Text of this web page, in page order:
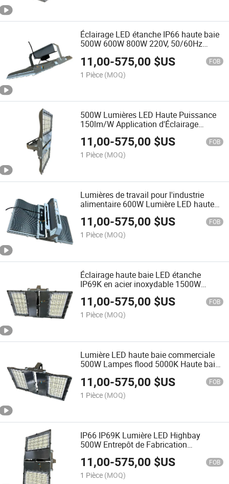
Éclairage LED étanche IP66 haute baie
500W 600W 800W 220V, 50/60Hz
11,00-575,00 $US FOB
1 Pièce (MOQ)
500W Lumières LED Haute Puissance
150lm/W Application d'Éclairage
Intérieur Projecteur Haute Baie IP69K
Nettoyage Étanche IP67 pour Éclairage
de Transformation Alimentaire
11,00-575,00 $US FOB
1 Pièce (MOQ)
Lumières de travail pour l'industrie
alimentaire 600W Lumière LED haute
baie pour stockage à froid 6500K pour
la sécurité
11,00-575,00 $US FOB
1 Pièce (MOQ)
Éclairage haute baie LED étanche
IP69K en acier inoxydable 1500W
projecteurs haute baie
11,00-575,00 $US FOB
1 Pièce (MOQ)
Lumière LED haute baie commerciale
500W Lampes flood 5000K Haute baie
11,00-575,00 $US FOB
1 Pièce (MOQ)
IP66 IP69K Lumière LED Highbay
500W Entrepôt de Fabrication
Alimentaire Lumières Industrielles
Intérieures Extérieures 100-277V 75000
Lumens
11,00-575,00 $US FOB
1 Pièce (MOQ)